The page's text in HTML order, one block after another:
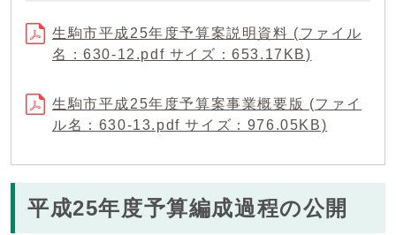
生駒市平成25年度予算案説明資料 (ファイル
名：630-12.pdf サイズ：653.17KB)
生駒市平成25年度予算案事業概要版 (ファイ
ル名：630-13.pdf サイズ：976.05KB)
平成25年度予算編成過程の公開